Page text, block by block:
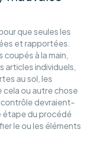
que seules les
et rapportées.
coupés à la main,
articles individuels,
au sol, les
cela ou autre chose
contrôle devraient-
étape du procédé
le ou les éléments